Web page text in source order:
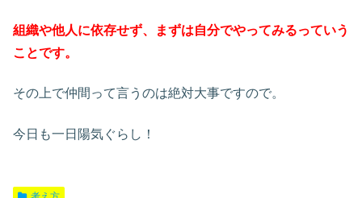
組織や他人に依存せず、まずは自分でやってみるっていう
ことです。
その上で仲間って言うのは絶対大事ですので。
今日も一日陽気ぐらし！